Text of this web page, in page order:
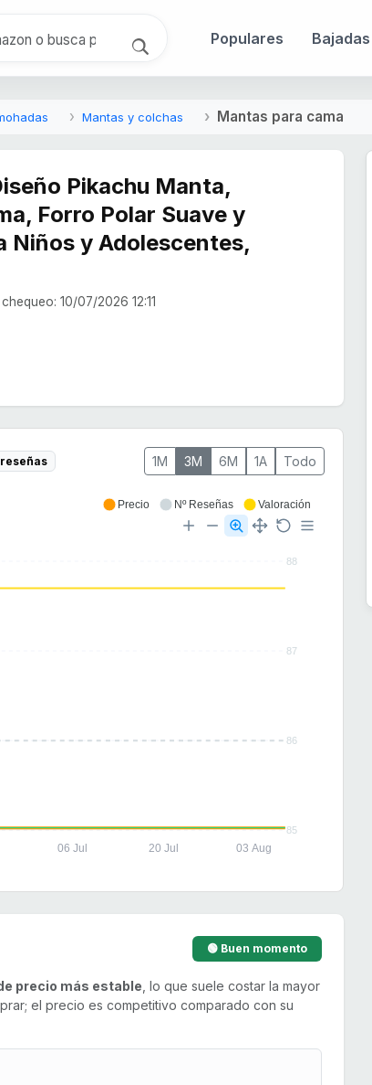
Populares Bajadas
Mantas y colchas Mantas para cama
Pikachu Manta,
Forro Polar Suave y
Niños y Adolescentes,
10/07/2026 12:11
1M 3M 6M 1A Todo
88
87
86
85
06 Jul 20 Jul 03 Aug
Precio Nº Reseñas Valoración
🟢 Buen momento
precio más estable , lo que suele costar la mayor
el precio es competitivo comparado con su